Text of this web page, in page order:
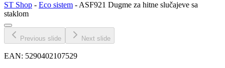
ST Shop - Eco sistem - ASF921 Dugme za hitne slučajeve sa
staklom
Previous slide Next slide
EAN: 5290402107529